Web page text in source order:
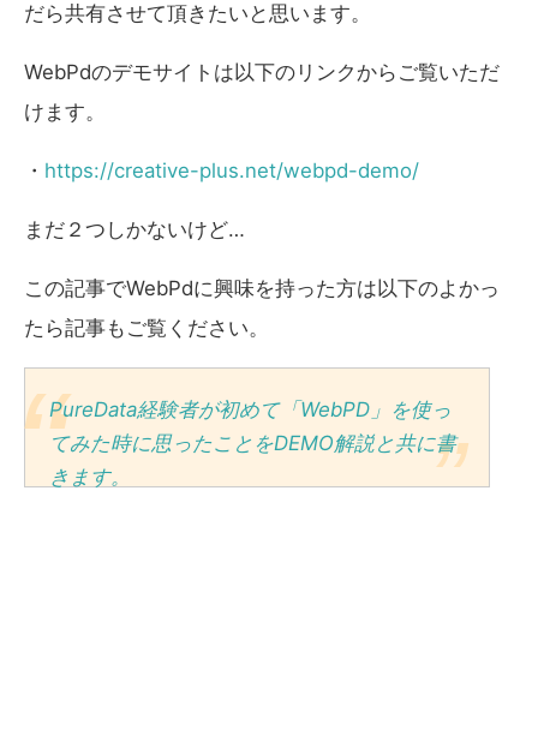
だら共有させて頂きたいと思います。
WebPdのデモサイトは以下のリンクからご覧いただ
けます。
・ https://creative-plus.net/webpd-demo/
まだ２つしかないけど…
この記事でWebPdに興味を持った方は以下のよかっ
たら記事もご覧ください。
PureData経験者が初めて「WebPD」を使っ
てみた時に思ったことをDEMO解説と共に書
きます。